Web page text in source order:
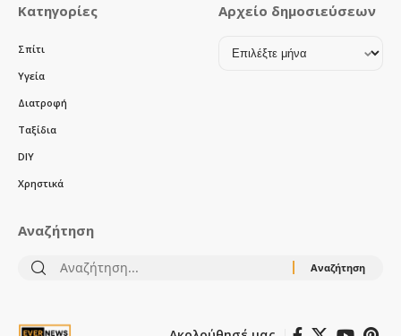
Κατηγορίες
Σπίτι
Υγεία
Διατροφή
Ταξίδια
DIY
Χρηστικά
Αρχείο δημοσιεύσεων
Αρχείο
Αναζήτηση
Αναζήτηση